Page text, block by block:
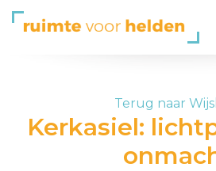
Terug naar
Kerkasiel: